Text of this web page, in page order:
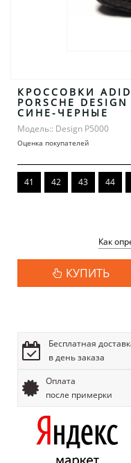
КРОССОВКИ
PORSCHE DESIGN
СИНЕ-ЧЕРНЫЕ
Модель:: Design P5000
Оценка покупателей
41 42 43 44
Как
КУПИТЬ
Бесплатная
в день заказа
Оплата
после примерки